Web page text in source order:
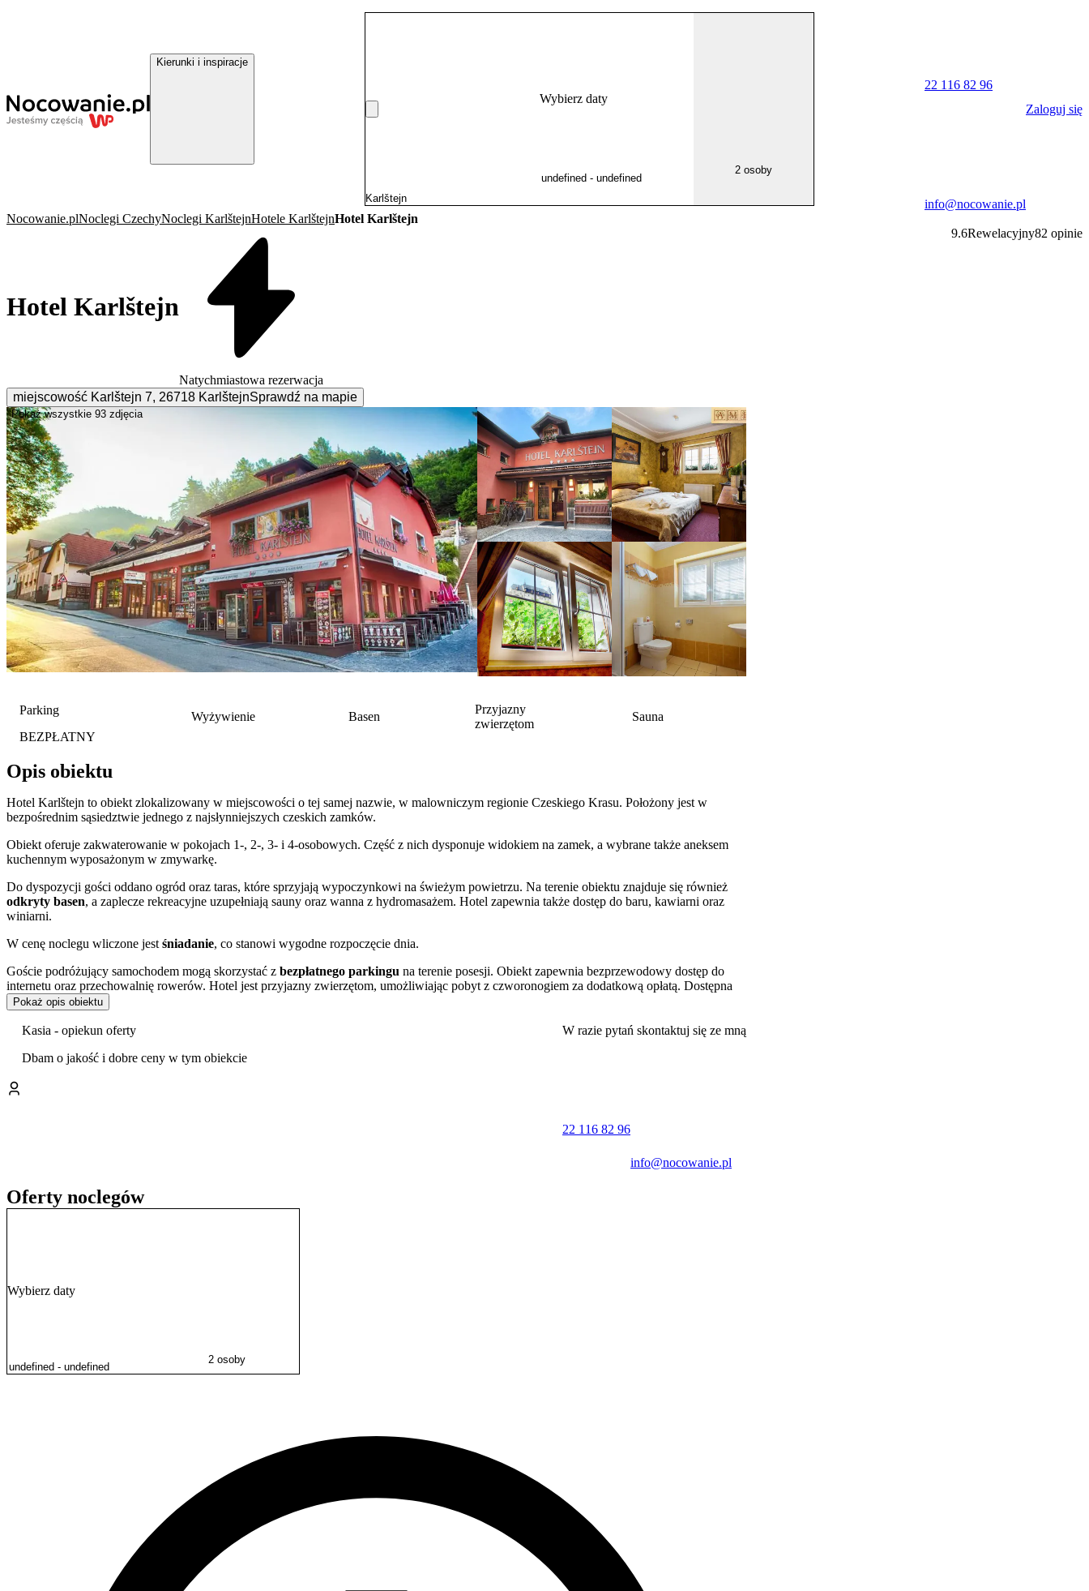
Kierunki i inspiracje
Wybierz daty
2 osoby
22 116 82 96
info@nocowanie.pl
Zaloguj się
Nocowanie.plNoclegi CzechyNoclegi KarlštejnHotele KarlštejnHotel Karlštejn
Hotel Karlštejn
Natychmiastowa rezerwacja
miejscowość Karlštejn 7, 26718 KarlštejnSprawdź na mapie
9.6Rewelacyjny82 opinie
Pokaż wszystkie 93 zdjęcia
Parking
BEZPŁATNY
Wyżywienie Basen
Przyjazny
zwierzętom
Sauna
Opis obiektu
Hotel Karlštejn to obiekt zlokalizowany w miejscowości o tej samej nazwie, w malowniczym regionie Czeskiego Krasu. Położony jest w
bezpośrednim sąsiedztwie jednego z najsłynniejszych czeskich zamków.
Obiekt oferuje zakwaterowanie w pokojach 1-, 2-, 3- i 4-osobowych. Część z nich dysponuje widokiem na zamek, a wybrane także aneksem
kuchennym wyposażonym w zmywarkę.
Do dyspozycji gości oddano ogród oraz taras, które sprzyjają wypoczynkowi na świeżym powietrzu. Na terenie obiektu znajduje się również
odkryty basen, a zaplecze rekreacyjne uzupełniają sauny oraz wanna z hydromasażem. Hotel zapewnia także dostęp do baru, kawiarni oraz
winiarni.
W cenę noclegu wliczone jest śniadanie, co stanowi wygodne rozpoczęcie dnia.
Goście podróżujący samochodem mogą skorzystać z bezpłatnego parkingu na terenie posesji. Obiekt zapewnia bezprzewodowy dostęp do
internetu oraz przechowalnię rowerów. Hotel jest przyjazny zwierzętom, umożliwiając pobyt z czworonogiem za dodatkową opłatą. Dostępna
jest również sala konferencyjna.
Goście szczególnie wysoko oceniają personel, czystość oraz lokalizację obiektu.
Hotel stanowi doskonałą bazę wypadową do zwiedzania okolicy. Zaledwie 300 m dzieli go od gotyckiego
Okolica sprzyja aktywnościom na świeżym powietrzu, takim jak turystyka piesza, jazda konna czy wędkarstwo. W pobliżu przebiegają liczne
Pokaż opis obiektu
Kasia - opiekun oferty
Dbam o jakość i dobre ceny w tym obiekcie
W razie pytań skontaktuj się ze mną
22 116 82 96
info@nocowanie.pl
Oferty noclegów
Wybierz daty
2 osoby